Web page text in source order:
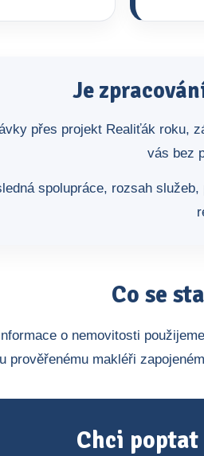
Je
přes projekt Realiťák roku,
vás bez
spolupráce, rozsah
Co se
o nemovitosti
prověřenému makléři
Chci